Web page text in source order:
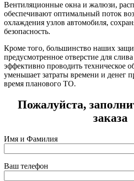
Вентиляционные окна и жалюзи,
обеспечивают оптимальный поток
охлаждения узлов автомобиля,
безопасность.
Кроме того, большинство наших
предусмотренное отверстие для
эффективно проводить техническое
уменьшает затраты времени и денег
время планового ТО.
Пожалуйста,
заказа
Имя и Фамилия
Ваш телефон